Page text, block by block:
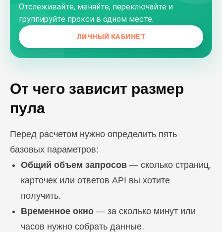
Отслеживайте, меняйте, переключайте и
группируйте прокси в одном месте.
ЛИЧНЫЙ КАБИНЕТ
От чего зависит размер
пула
Перед расчетом нужно определить пять
базовых параметров:
Общий объем запросов — сколько страниц,
карточек или ответов API вы хотите
получить.
Временное окно — за сколько минут или
часов нужно собрать данные.